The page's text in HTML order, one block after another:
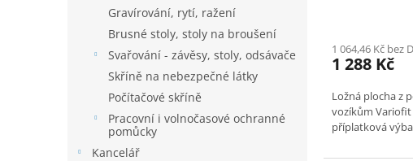
Gravírování, rytí, ražení
Brusné stoly, stoly na broušení
Svařování - závěsy, stoly, odsávače
Skříně na nebezpečné látky
Počítačové skříně
Pracovní i volnočasové ochranné
pomůcky
Kancelář
1 064,46 Kč bez
1 288 Kč
Ložná plocha z
vozíkům Variofit
příplatková